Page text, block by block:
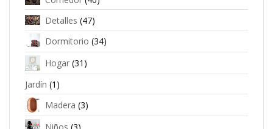
Detalles (47)
Dormitorio (34)
Hogar (31)
Jardín (1)
Madera (3)